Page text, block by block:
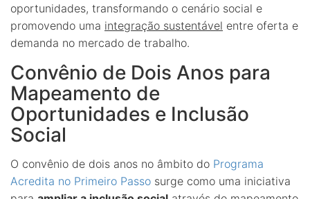
oportunidades, transformando o cenário social e
promovendo uma integração sustentável entre oferta e
demanda no mercado de trabalho.
Convênio de Dois Anos para
Mapeamento de
Oportunidades e Inclusão
Social
O convênio de dois anos no âmbito do Programa
Acredita no Primeiro Passo surge como uma iniciativa